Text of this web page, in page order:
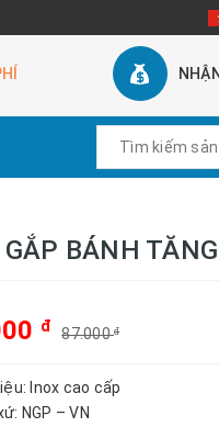
GẮP BÁNH
đ 87.000đ
Inox cao cấp
NGP – VN